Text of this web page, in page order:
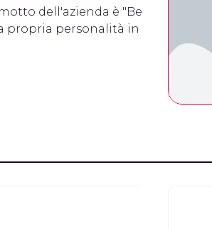
dell'azienda è "Be
propria personalità in